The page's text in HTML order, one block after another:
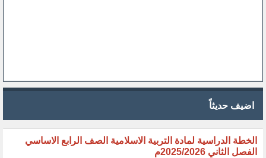
اضيف حديثاً
الخطة الدراسية لمادة التربية الاسلامية الصف الرابع الاساسي
الفصل الثاني 2025/2026م